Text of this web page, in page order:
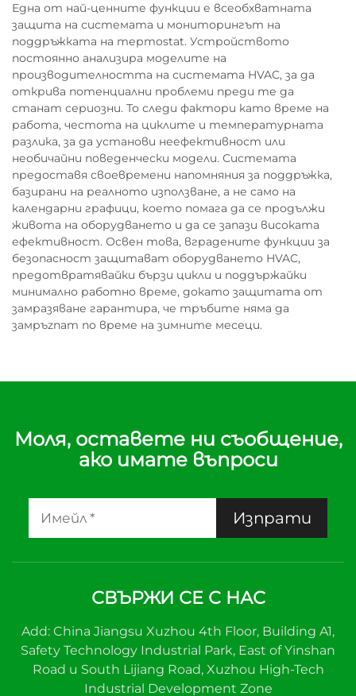
Една от най-ценните функции е всеобхватната
защита на системата и мониторингът на
поддръжката на терmostat. Устройството
постоянно анализира моделите на
производителността на системата HVAC, за да
открива потенциални проблеми преди те да
станат сериозни. То следи фактори като време на
работа, честота на циклите и температурната
разлика, за да установи неефективност или
необичайни поведенчески модели. Системата
предоставя своевремени напомняния за поддръжка,
базирани на реалното използване, а не само на
календарни графици, което помага да се продължи
живота на оборудването и да се запази високата
ефективност. Освен това, вградените функции за
безопасност защитават оборудването HVAC,
предотвратявайки бързи цикли и поддържайки
минимално работно време, докато защитата от
замразяване гарантира, че тръбите няма да
замръznат по време на зимните месеци.
Моля, оставете ни съобщение,
ако имате въпроси
Изпрати
СВЪРЖИ СЕ С НАС
Add: China Jiangsu Xuzhou 4th Floor, Building A1,
Safety Technology Industrial Park, East of Yinshan
Road и South Lijiang Road, Xuzhou High-Tech
Industrial Development Zone